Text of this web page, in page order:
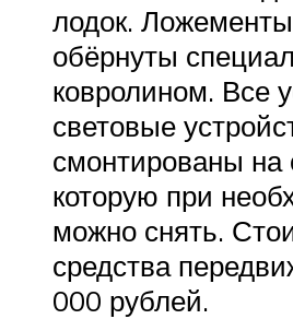
лодок.
обёрнуты
ковролином. Все
световые
смонтированы на
которую при
можно снять.
средства
000 рублей.